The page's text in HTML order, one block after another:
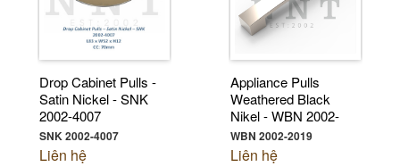
Drop Cabinet Pulls -
Satin Nickel - SNK
2002-4007
SNK 2002-4007
Liên hệ
Appliance Pulls
Weathered Black
Nikel - WBN 2002-
2019
WBN 2002-2019
Liên hệ